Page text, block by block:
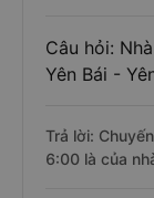
Câu hỏi:
Yên Bái -
Trả lời:
6:00 là của